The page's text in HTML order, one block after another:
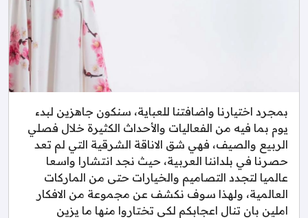
بمجرد اختيارنا واضافتنا للعباية، سنكون جاهزين لبدء
يوم بما فيه من الفعاليات والأحداث الكثيرة خلال فصلي
الربيع والصيف، فهي شق الاناقة الشرقية التي لم تعد
حصرنا في بلداننا العربية، حيث نجد انتشارا واسعا
عالميا لتجدد التصاميم والخيارات حتى من الماركات
العالمية، ولهذا سوف نكشف عن مجموعة من الافكار
املين بان تنال اعجابكم لكي تختاروا منها ما يزين